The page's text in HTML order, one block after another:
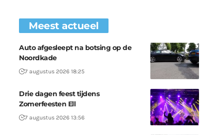
Meest actueel
Auto afgesleept na botsing op de
Noordkade
7 augustus 2026 18:25
Drie dagen feest tijdens
Zomerfeesten Ell
7 augustus 2026 13:56